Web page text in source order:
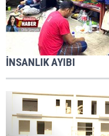
İNSANLIK AYIBI